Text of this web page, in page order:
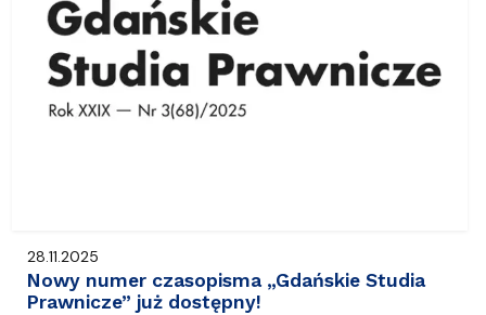
28.11.2025
Nowy numer czasopisma „Gdańskie Studia
Prawnicze” już dostępny!